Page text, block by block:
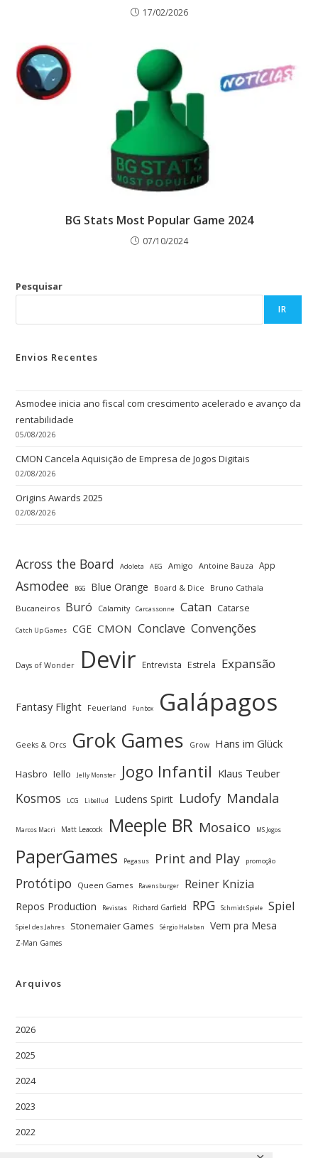
17/02/2026
BG Stats Most Popular Game 2024
07/10/2024
Pesquisar
IR
Envios Recentes
Asmodee inicia ano fiscal com crescimento acelerado e avanço da
rentabilidade
05/08/2026
CMON Cancela Aquisição de Empresa de Jogos Digitais
02/08/2026
Origins Awards 2025
02/08/2026
Across the Board Adoleta AEG Amigo Antoine Bauza App
Asmodee BGG Blue Orange Board & Dice
Bruno Cathala
Bucaneiros Buró Calamity Carcassonne Catan Catarse
Catch Up Games CGE CMON Conclave Convenções
Days of Wonder Devir Entrevista Estrela Expansão
Fantasy Flight Feuerland Funbox Galápagos
Geeks & Orcs Grok Games Grow Hans im Glück
Hasbro Iello Jelly Monster Jogo Infantil Klaus Teuber
Kosmos LCG Libellud Ludens Spirit Ludofy Mandala
Marcos Macri Matt Leacock Meeple BR Mosaico MS Jogos
PaperGames Pegasus Print and Play promoção
Protótipo Queen Games Ravensburger Reiner Knizia
Repos Production Revistas Richard Garfield RPG Schmidt Spiele Spiel
Spiel des Jahres Stonemaier Games Sérgio Halaban Vem pra Mesa
Z-Man Games
Arquivos
2026
2025
2024
2023
2022